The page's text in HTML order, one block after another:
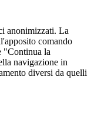
anonimizzati. La
comando
"Continua la
navigazione in
diversi da quelli